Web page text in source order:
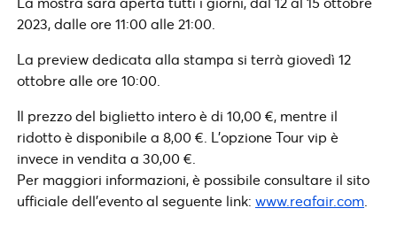
2023, dalle ore 11:00 alle 21:00.
La preview dedicata alla stampa si terrà giovedì 12
ottobre alle ore 10:00.
Il prezzo del biglietto intero è di 10,00 €, mentre il
ridotto è disponibile a 8,00 €. L’opzione Tour vip è
invece in vendita a 30,00 €.
Per maggiori informazioni, è possibile consultare il sito
ufficiale dell’evento al seguente link: www.reafair.com